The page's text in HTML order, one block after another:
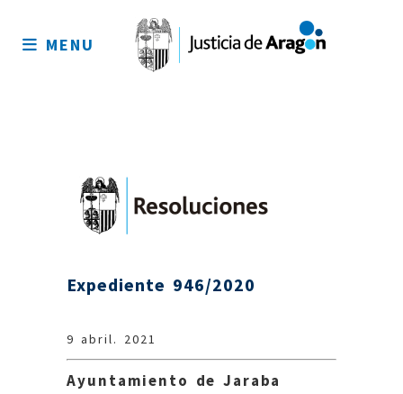
sitio
MENU
Expediente 946/2020
9 abril. 2021
Ayuntamiento de Jaraba